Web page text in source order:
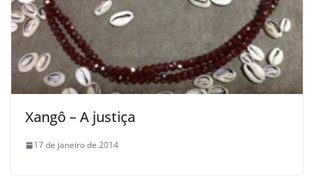
Xangô – A justiça
17 de janeiro de 2014